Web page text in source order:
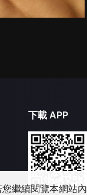
下載 APP
繼續閱覽本網站內